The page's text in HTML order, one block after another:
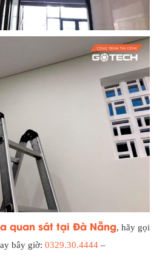
quan sát tại Đà Nẵng, hãy gọi
bây giờ: 0329.30.4444 –